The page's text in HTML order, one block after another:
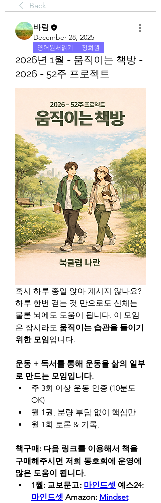
Back
바람
December 28, 2025
영어원서읽기 정회원
2026년 1월 - 움직이는 책방 -
2026 - 52주 프로젝트
혹시 하루 종일 앉아 계시지 않나요?
하루 한번 걷는 것 만으로도 신체는
물론 뇌에도 도움이 됩니다. 이 모임
은 잠시라도 움직이는 습관을 들이기
위한 모임입니다.
운동 + 독서를 통해 운동을 삶의 일부
로 만드는 모임입니다.
주 3회 이상 운동 인증 (10분도
OK)
월 1권, 분량 부담 없이 핵심만
월 1회 토론 & 기록,
책구매: 다음 링크를 이용해서 책을
구매해주시면 저희 동호회에 운영에
많은 도움이 됩니다.
1월: 교보문고: 마인드셋
마인드셋 Amazon: Mindset